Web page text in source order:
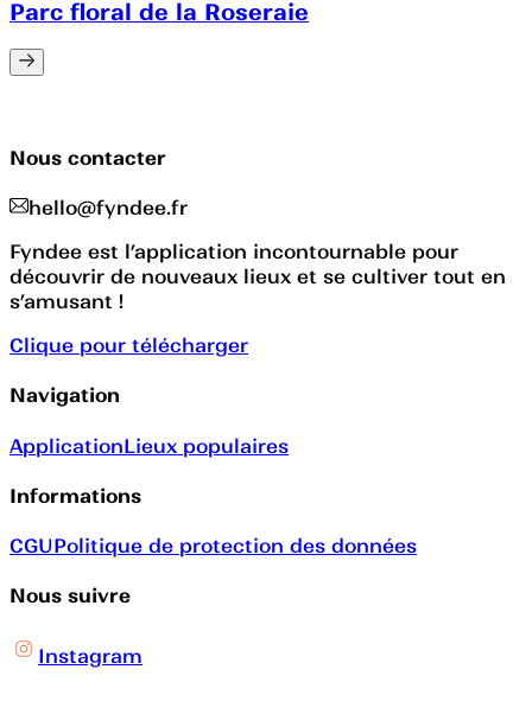
Parc floral de la Roseraie
Nous contacter
hello@fyndee.fr
Fyndee est l’application incontournable pour
découvrir de nouveaux lieux et se cultiver tout en
s’amusant !
Clique pour télécharger
Navigation
ApplicationLieux populaires
Informations
CGUPolitique de protection des données
Nous suivre
Instagram